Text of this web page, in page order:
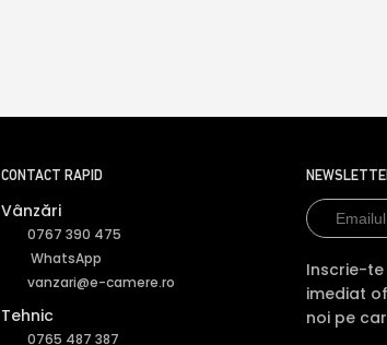
CONTACT RAPID
Vânzări
0767 390 475
WhatsApp
vanzari@e-camere.ro
Tehnic
0765 487 387
Inscrie-
imediat
noi pe